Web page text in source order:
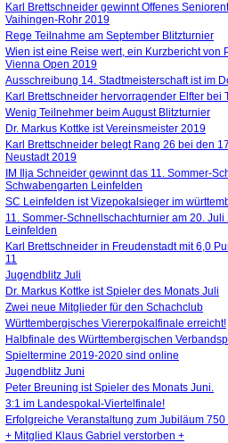
Karl Brettschneider gewinnt Offenes
Vaihingen-Rohr 2019
Rege Teilnahme am September Blitzturnier
Wien ist eine Reise wert, ein Kurzbericht von
Vienna Open 2019
Ausschreibung 14. Stadtmeisterschaft ist im
Karl Brettschneider hervorragender Elfter bei
Wenig Teilnehmer beim August Blitzturnier
Dr. Markus Kottke ist Vereinsmeister 2019
Karl Brettschneider belegt Rang 26 bei den
Neustadt 2019
IM Ilja Schneider gewinnt das 11. Sommer-
Schwabengarten Leinfelden
SC Leinfelden ist Vizepokalsieger im
11. Sommer-Schnellschachturnier am 20.
Leinfelden
Karl Brettschneider in Freudenstadt mit 6,0
11
Jugendblitz Juli
Dr. Markus Kottke ist Spieler des Monats Juli
Zwei neue Mitglieder für den Schachclub
Württembergisches Viererpokalfinale erreicht!
Halbfinale des Württembergischen
Spieltermine 2019-2020 sind online
Jugendblitz Juni
Peter Breuning ist Spieler des Monats Juni.
3:1 im Landespokal-Viertelfinale!
Erfolgreiche Veranstaltung zum Jubiläum
+ Mitglied Klaus Gabriel verstorben +